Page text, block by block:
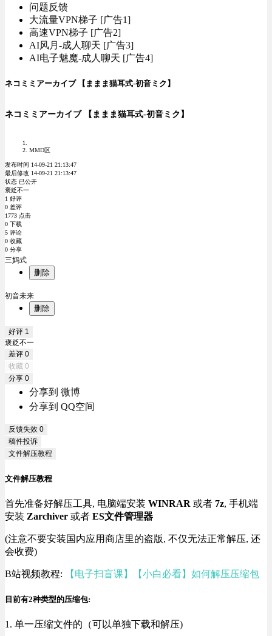
问题反馈
大流量VPN梯子 [广告1]
高速VPN梯子 [广告2]
AI风月-成人聊天 [广告3]
AI电子魅魔-成人聊天 [广告4]
ネコミミアーカイブ 【ままま猫耳式-初音ミク】
ネコミミアーカイブ 【ままま猫耳式-初音ミク】
MMD区
发布时间 14-09-21 21:13:47
最后修改 14-09-21 21:13:47
状态 已公开
褒贬不一
1 好评
0 差评
1773 点击
0 下载
5 评论
0 收藏
0 分享
三妈式
删除
初音未来
删除
好评 1
褒贬不一
差评 0
收藏 0
分享 0
分享到 微博
分享到 QQ空间
反馈失效 0
稿件投诉
文件解压教程
文件解压教程
首先准备好解压工具, 电脑端安装 WINRAR 或者 7z, 手机端
安装 Zarchiver 或者 ES文件管理器
(注意不要安装国内应用商店里的盗版, 不仅无法正常解压, 还
会收费)
B站视频教程: 【电子扫盲课】【小白必看】如何解压压缩包
目前有2种类型的压缩包:
1. 单一压缩文件的（可以单独下载和解压)